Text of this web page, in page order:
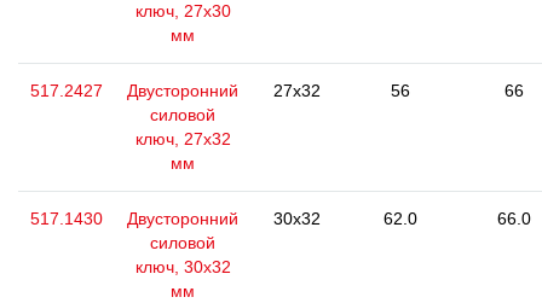
ключ, 27x30
мм
517.2427
Двусторонний
силовой
ключ, 27x32
мм
27x32 56 66
517.1430
Двусторонний
силовой
ключ, 30x32
мм
30x32 62.0 66.0